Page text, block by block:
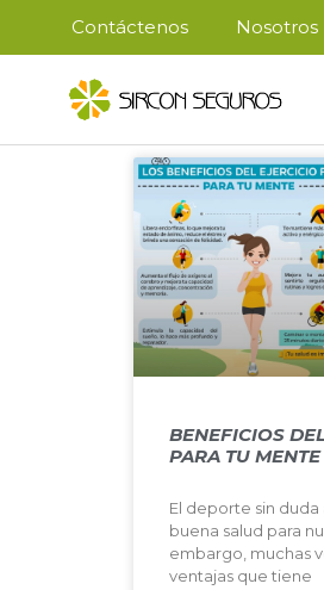
Contáctenos Nosotros
BENEFICIOS
PARA TU MENTE
El deporte sin
buena salud para
embargo, muchas
ventajas que tiene